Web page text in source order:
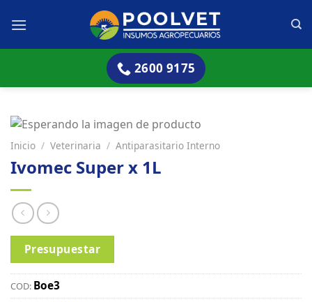
2600 9175
Inicio / Veterinaria / Antiparasitario Interno
Ivomec Super x 1L
Presupuestar
COD: Boe3